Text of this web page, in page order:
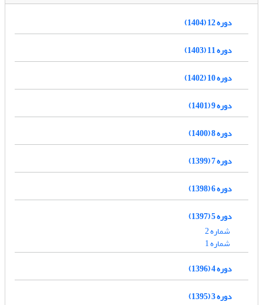
دوره 12 (1404)
دوره 11 (1403)
دوره 10 (1402)
دوره 9 (1401)
دوره 8 (1400)
دوره 7 (1399)
دوره 6 (1398)
دوره 5 (1397)
شماره 2
شماره 1
دوره 4 (1396)
دوره 3 (1395)